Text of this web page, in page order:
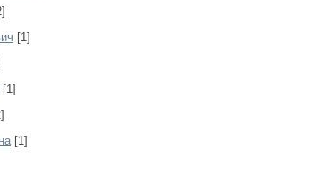
[1]
[1]
[1]